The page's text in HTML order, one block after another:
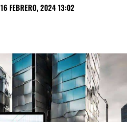
16 FEBRERO, 2024 13:02